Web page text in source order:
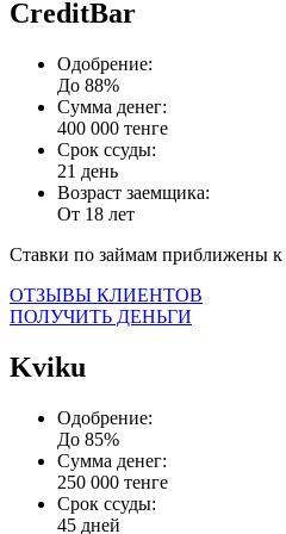
CreditBar
Одобрение:
До 88%
Сумма денег:
400 000 тенге
Срок ссуды:
21 день
Возраст заемщика:
От 18 лет
Ставки по займам приближены
ОТЗЫВЫ КЛИЕНТОВ
ПОЛУЧИТЬ ДЕНЬГИ
Kviku
Одобрение:
До 85%
Сумма денег:
250 000 тенге
Срок ссуды:
45 дней